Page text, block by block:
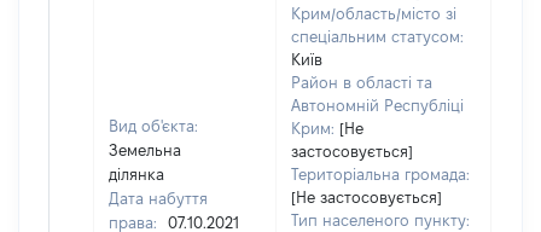
Вид об'єкта:
Земельна
ділянка
Дата набуття
права:
07.10.2021
Крим/область/місто зі
спеціальним статусом:
Київ
Район в області та
Автономній Республіці
Крим: [Не
застосовується]
Територіальна громада:
[Не застосовується]
Тип населеного пункту: